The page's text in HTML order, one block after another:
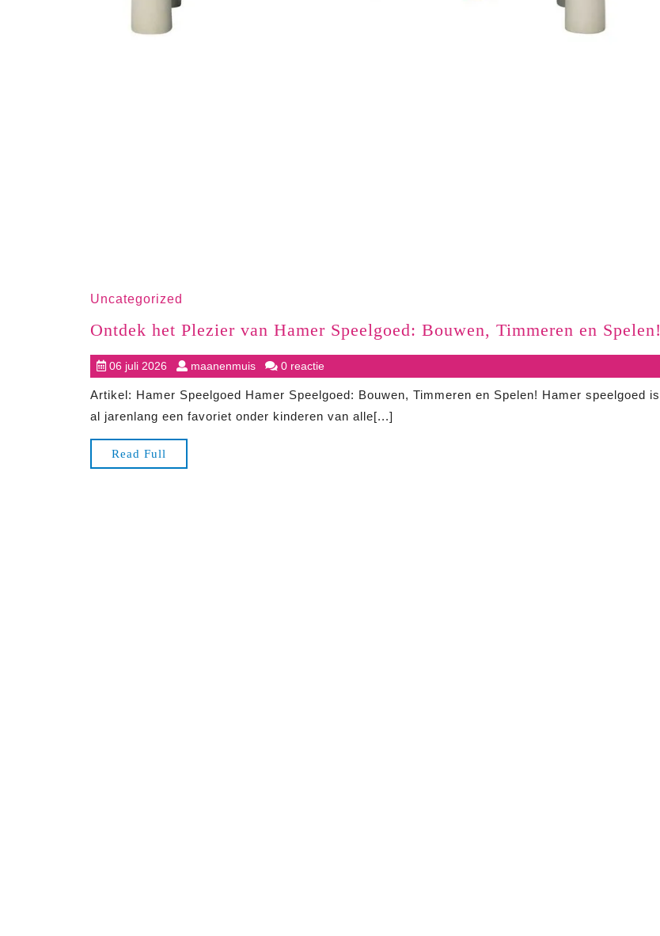
Uncategorized
Ontdek het Plezier van Hamer Speelgoed: Bouwen, Timmeren en Spelen!
06 juli 2026 06
juli
2026
maanenmuismaanenmuis
0 reactie
Artikel: Hamer Speelgoed Hamer Speelgoed: Bouwen, Timmeren en Spelen! Hamer speelgoed is
al jarenlang een favoriet onder kinderen van alle[...]
Read Full
Full